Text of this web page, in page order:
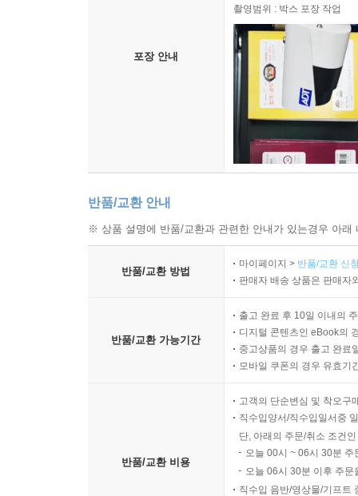
포장 안내
촬영범위 : 박스 포장 작업
반품/교환 안내
※ 상품 설명에 반품/교환과 관련한 안내가 있는경우 아
반품/교환 방법
마이페이지 > 반품/교환 신
판매자 배송 상품은 판매자
반품/교환 가능기간
출고 완료 후 10일 이내의
디지털 콘텐츠인 eBook의
중고상품의 경우 출고 완료
모바일 쿠폰의 경우 유효기
반품/교환 비용
고객의 단순변심 및 착오구
직수입양서/직수입일서중
단, 아래의 주문/취소 조건
오늘 00시 ~ 06시 30분
오늘 06시 30분 이후 주
직수입 음반/영상물/기프트